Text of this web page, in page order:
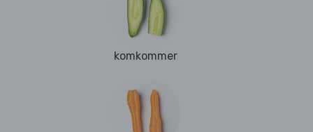
komkommer